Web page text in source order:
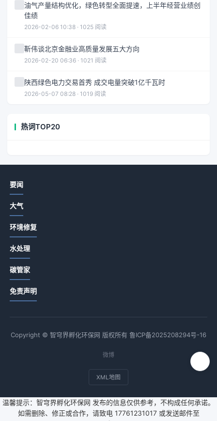
油气产量结构优化，绿色转型全面提速，上半年经营业绩创
佳绩
2026-02-06 10:38 · 1025 阅读
靳伟谈北京金融业高质量发展五大方向
2026-02-20 06:36 · 1021 阅读
陕西绿色电力交易首秀 成交电量突破1亿千瓦时
2026-05-07 08:28 · 1019 阅读
热词TOP20
要闻
大气
环境修复
水处理
碳管家
免责声明
Copyright © 智穹界孵化环保网 版权所有 鲁ICP备2025208294号-16
微博
XML地图
温馨提示：智穹界孵化环保网 发布的信息仅供参考，不构成任何承诺。
如需删除、修正或合作，请致电 17761231017 或发送邮件至